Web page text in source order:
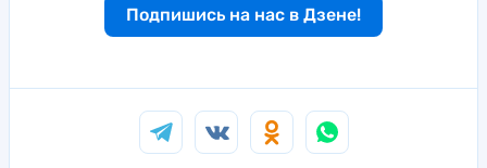
Подпишись на нас в Дзене!